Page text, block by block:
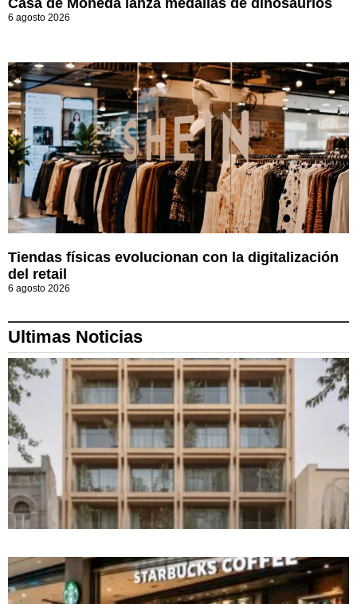
Casa de Moneda lanza medallas de dinosaurios
6 agosto 2026
Tiendas físicas evolucionan con la digitalización
del retail
6 agosto 2026
Ultimas Noticias